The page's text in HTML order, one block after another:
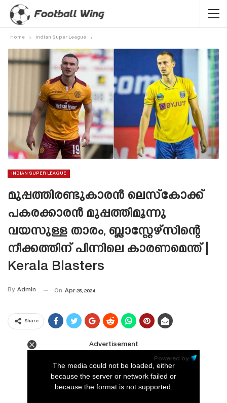
Home Indian Super League
INDIAN SUPER LEAGUE
മുപ്പത്തിരണ്ടുകാരൻ ലെസ്കോക്ക്
പകരക്കാരൻ മുപ്പത്തിമൂന്നു
വയസുള്ള താരം, ബ്ലാസ്റ്റേഴ്‌സിന്റെ
നീക്കത്തിന് പിന്നിലെ കാരണമെന്ത് |
Kerala Blasters
By Admin On Apr 25, 2024
Share
Advertisement
Powered by:
The media could not be loaded, either
because the server or network failed or
because the format is not supported.